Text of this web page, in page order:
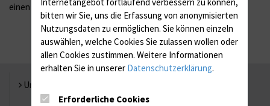
einen Termin bei uns abzusprechen.
Universität Rostock
bitten wir Sie, uns die Erfassung von anonymisierten
Nutzungsdaten zu ermöglichen. Sie können einzeln
auswählen, welche Cookies Sie zulassen wollen oder
allen Cookies zustimmen. Weitere Informationen
erhalten Sie in unserer Datenschutzerklärung.
Erforderliche Cookies